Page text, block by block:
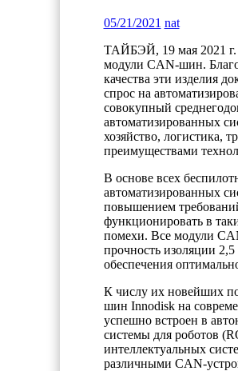
05/21/2021 nat
ТАЙБЭЙ, 19 мая 2021 г.
модули CAN-шин.
качества эти изделия
спрос на
совокупный
автоматизированных
хозяйство, логистика,
преимуществами
В основе всех
автоматизированных
повышением
функционировать в
помехи. Все модули
прочность изоляции
обеспечения
К числу их новейших
шин Innodisk на
успешно встроен в
системы для роботов
интеллектуальных
различными CAN-